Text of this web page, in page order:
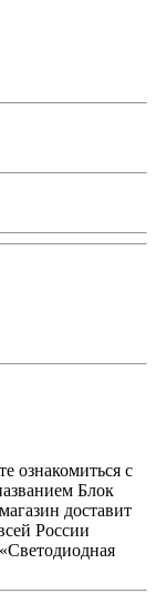
ознакомиться с
Блок
доставит
России